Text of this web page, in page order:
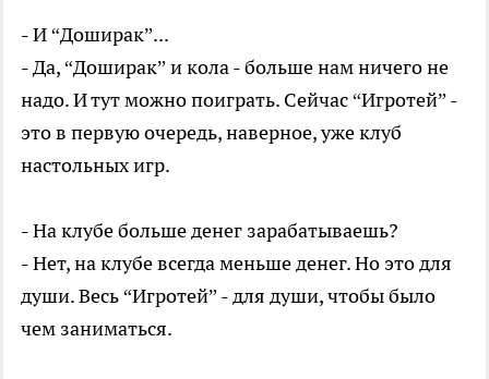
- И “Доширак”...
- Да, “Доширак” и кола - больше нам ничего не
надо. И тут можно поиграть. Сейчас “Игротей” -
это в первую очередь, наверное, уже клуб
настольных игр.
- На клубе больше денег зарабатываешь?
- Нет, на клубе всегда меньше денег. Но это для
души. Весь “Игротей” - для души, чтобы было
чем заниматься.